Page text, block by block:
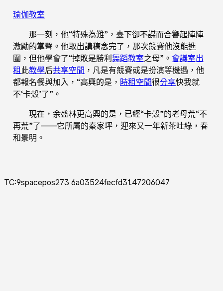
瑜伽教室
那一刻，他“特殊為難”，臺下卻不謀而合響起陣陣
激勵的掌聲。他取出講稿念完了，那次競賽他沒能進
圍，但他學會了“掉敗是勝利舞蹈教室之母”。 會議室出
租 此教學后共享空間 ，凡是有競賽或是扮演等機遇，他
都報名餐與加入，“高興的是， 時租空間很分享快我就
不‘卡殼’了”。
現在，余盛林更高興的是，已經“卡殼”的老母荒“不
再荒”了——它所屬的秦家坪，迎來又一年新茶吐綠，春
和景明。
TC:9spacepos273 6a03524fecfd31.47206047